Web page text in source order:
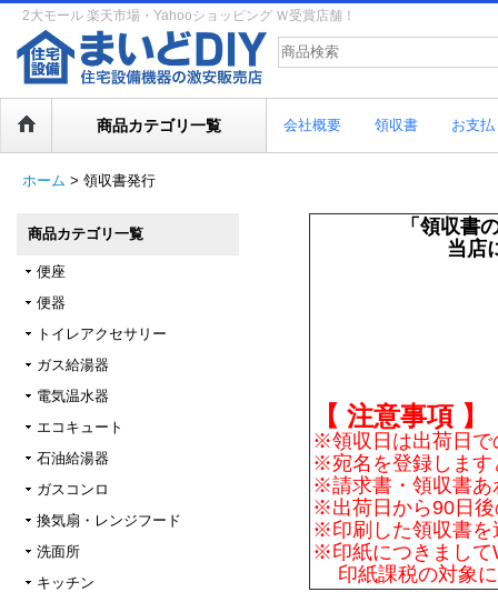
2大モール 楽天市場・Yahooショッピング Ｗ受賞店舗！
商品カテゴリ一覧 会社概要 領収書 お支
ホーム > 領収書発行
商品カテゴリ一覧
便座
便器
トイレアクセサリー
ガス給湯器
電気温水器
エコキュート
石油給湯器
ガスコンロ
換気扇・レンジフード
洗面所
キッチン
「領収書
当店
【 注意事項 】
※領収日は出荷日で
※宛名を登録します
※請求書・領収書あ
※出荷日から90日後
※印刷した領収書を
※印紙につきまして
印紙課税の対象に